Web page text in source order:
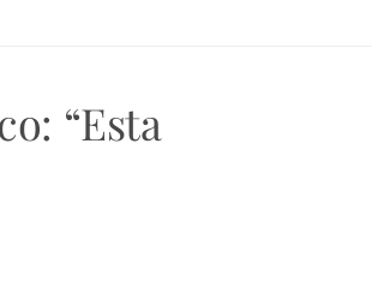
“Esta